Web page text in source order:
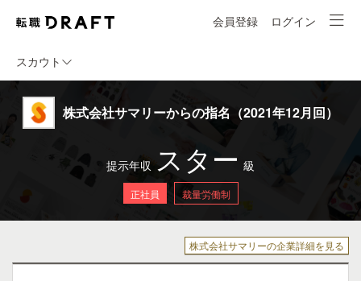
会員登録 ログイン
スカウト
株式会社サマリーからの指名（2021年12月回）
提示年収 スター 級
正社員 裁量労働制
株式会社サマリーの企業詳細を見る